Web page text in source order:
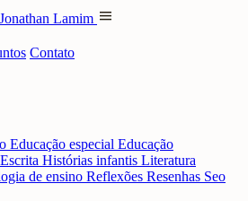
Jonathan Lamim menu
Contato
Educação especial Educação
Escrita Histórias infantis Literatura
de ensino Reflexões Resenhas Seo